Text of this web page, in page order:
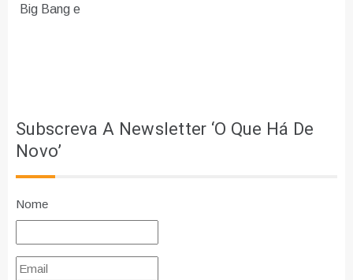
Big Bang e
Subscreva A Newsletter ‘O Que Há De
Novo’
Nome